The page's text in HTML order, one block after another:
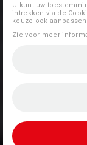
U kunt uw
intrekken via de
keuze ook
Zie voor meer